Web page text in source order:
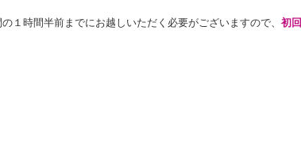
１時間半前までにお越しいただく必要がございますので、 初回